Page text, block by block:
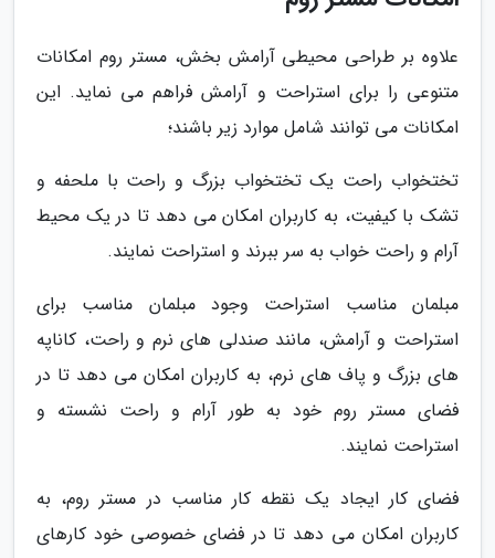
علاوه بر طراحی محیطی آرامش بخش، مستر روم امکانات
متنوعی را برای استراحت و آرامش فراهم می نماید. این
امکانات می توانند شامل موارد زیر باشند؛
تختخواب راحت یک تختخواب بزرگ و راحت با ملحفه و
تشک با کیفیت، به کاربران امکان می دهد تا در یک محیط
آرام و راحت خواب به سر ببرند و استراحت نمایند.
مبلمان مناسب استراحت وجود مبلمان مناسب برای
استراحت و آرامش، مانند صندلی های نرم و راحت، کاناپه
های بزرگ و پاف های نرم، به کاربران امکان می دهد تا در
فضای مستر روم خود به طور آرام و راحت نشسته و
استراحت نمایند.
فضای کار ایجاد یک نقطه کار مناسب در مستر روم، به
کاربران امکان می دهد تا در فضای خصوصی خود کارهای